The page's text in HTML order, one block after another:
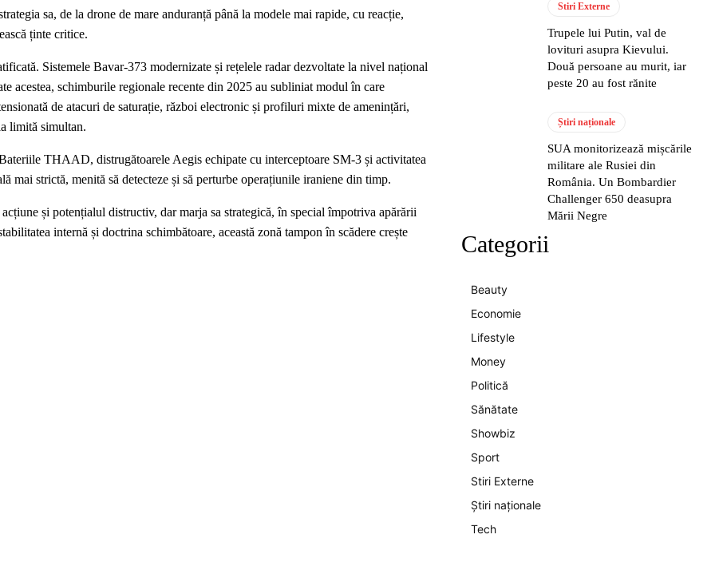
sa, de la drone de mare anduranță până la modele mai rapide, cu reacție,
ținte critice.
Sistemele Bavar-373 modernizate și rețelele radar dezvoltate la nivel național
acestea, schimburile regionale recente din 2025 au subliniat modul în care
de atacuri de saturație, război electronic și profiluri mixte de amenințări,
limită simultan.
THAAD, distrugătoarele Aegis echipate cu interceptoare SM-3 și activitatea
mai strictă, menită să detecteze și să perturbe operațiunile iraniene din timp.
și potențialul distructiv, dar marja sa strategică, în special împotriva apărării
internă și doctrina schimbătoare, această zonă tampon în scădere crește
Stiri Externe
Trupele lui Putin, val de
lovituri asupra Kievului.
Două persoane au murit, iar
peste 20 au fost rănite
Știri naționale
SUA monitorizează mișcările
militare ale Rusiei din
România. Un Bombardier
Challenger 650 deasupra
Mării Negre
Categorii
Beauty
Economie
Lifestyle
Money
Politică
Sănătate
Showbiz
Sport
Stiri Externe
Știri naționale
Tech